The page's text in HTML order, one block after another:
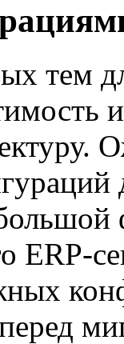
тем
ERP-